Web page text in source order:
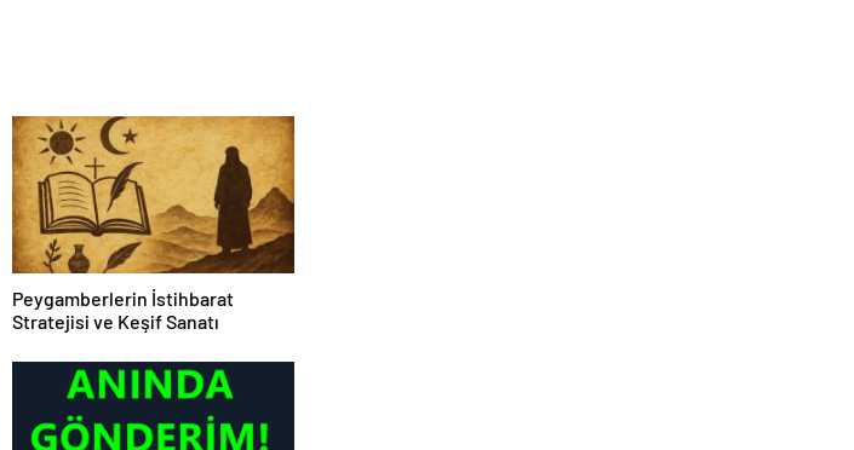
Peygamberlerin İstihbarat
Stratejisi ve Keşif Sanatı